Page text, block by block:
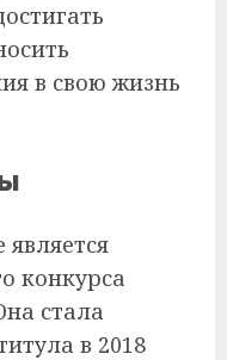
в свою жизнь
конкурса
стала
в 2018